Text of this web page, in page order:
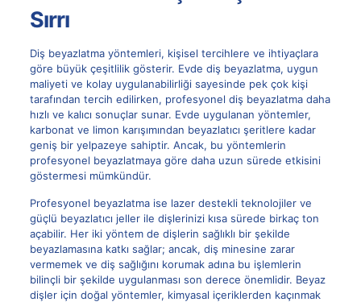
Sırrı
Diş beyazlatma yöntemleri, kişisel tercihlere ve ihtiyaçlara
göre büyük çeşitlilik gösterir. Evde diş beyazlatma, uygun
maliyeti ve kolay uygulanabilirliği sayesinde pek çok kişi
tarafından tercih edilirken, profesyonel diş beyazlatma daha
hızlı ve kalıcı sonuçlar sunar. Evde uygulanan yöntemler,
karbonat ve limon karışımından beyazlatıcı şeritlere kadar
geniş bir yelpazeye sahiptir. Ancak, bu yöntemlerin
profesyonel beyazlatmaya göre daha uzun sürede etkisini
göstermesi mümkündür.
Profesyonel beyazlatma ise lazer destekli teknolojiler ve
güçlü beyazlatıcı jeller ile dişlerinizi kısa sürede birkaç ton
açabilir. Her iki yöntem de dişlerin sağlıklı bir şekilde
beyazlamasına katkı sağlar; ancak, diş minesine zarar
vermemek ve diş sağlığını korumak adına bu işlemlerin
bilinçli bir şekilde uygulanması son derece önemlidir. Beyaz
dişler için doğal yöntemler, kimyasal içeriklerden kaçınmak